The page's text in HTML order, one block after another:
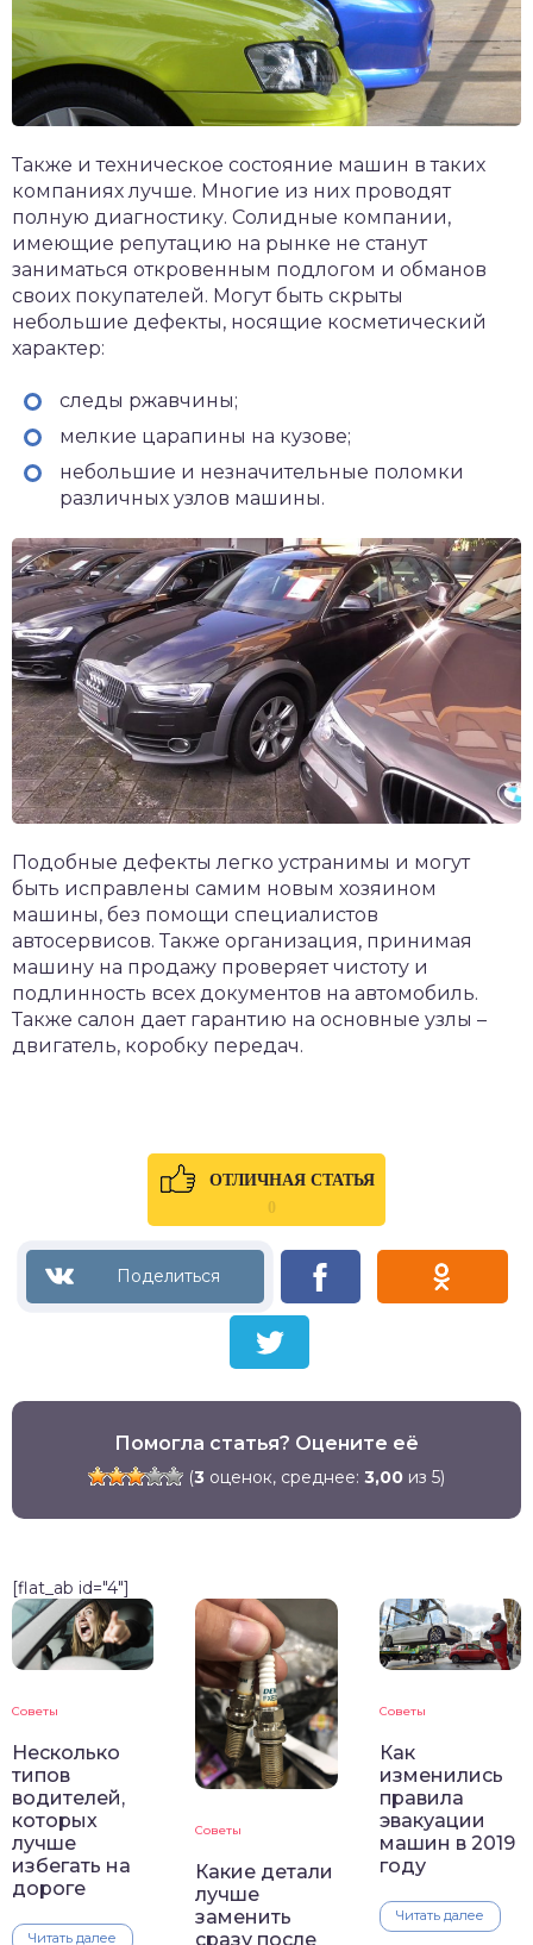
Также и техническое состояние машин в таких
компаниях лучше. Многие из них проводят
полную диагностику. Солидные компании,
имеющие репутацию на рынке не станут
заниматься откровенным подлогом и обманов
своих покупателей. Могут быть скрыты
небольшие дефекты, носящие косметический
характер:
следы ржавчины;
мелкие царапины на кузове;
небольшие и незначительные поломки
различных узлов машины.
Подобные дефекты легко устранимы и могут
быть исправлены самим новым хозяином
машины, без помощи специалистов
автосервисов. Также организация, принимая
машину на продажу проверяет чистоту и
подлинность всех документов на автомобиль.
Также салон дает гарантию на основные узлы –
двигатель, коробку передач.
ОТЛИЧНАЯ СТАТЬЯ
0
Помогла статья? Оцените её
(3 оценок, среднее: 3,00 из 5)
[flat_ab id="4"]
Советы
Несколько
типов
водителей,
которых
лучше
избегать на
дороге
Читать далее
Советы
Какие детали
лучше
заменить
сразу после
Советы
Как
изменились
правила
эвакуации
машин в 2019
году
Читать далее